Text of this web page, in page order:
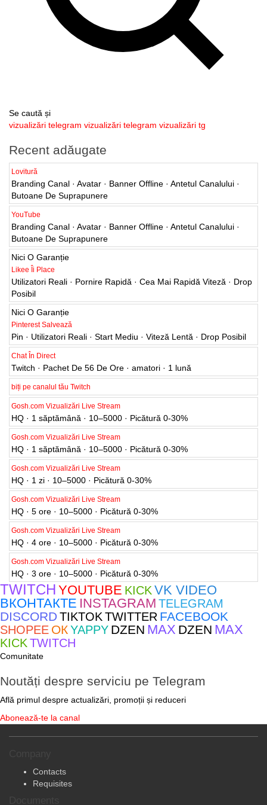
Se caută și
vizualizări telegram vizualizări telegram vizualizări tg
Recent adăugate
Lovitură
Branding Canal · Avatar · Banner Offline · Antetul Canalului ·
Butoane De Suprapunere
YouTube
Branding Canal · Avatar · Banner Offline · Antetul Canalului ·
Butoane De Suprapunere
Nici O Garanție
Likee Îi Place
Utilizatori Reali · Pornire Rapidă · Cea Mai Rapidă Viteză · Drop
Posibil
Nici O Garanție
Pinterest Salvează
Pin · Utilizatori Reali · Start Mediu · Viteză Lentă · Drop Posibil
Chat În Direct
Twitch · Pachet De 56 De Ore · amatori · 1 lună
biți pe canalul tău Twitch
Gosh.com Vizualizări Live Stream
HQ · 1 săptămână · 10–5000 · Picătură 0-30%
Gosh.com Vizualizări Live Stream
HQ · 1 săptămână · 10–5000 · Picătură 0-30%
Gosh.com Vizualizări Live Stream
HQ · 1 zi · 10–5000 · Picătură 0-30%
Gosh.com Vizualizări Live Stream
HQ · 5 ore · 10–5000 · Picătură 0-30%
Gosh.com Vizualizări Live Stream
HQ · 4 ore · 10–5000 · Picătură 0-30%
Gosh.com Vizualizări Live Stream
HQ · 3 ore · 10–5000 · Picătură 0-30%
TWITCH YOUTUBE KICK VK VIDEO
ВКОНТАКТЕ INSTAGRAM TELEGRAM
DISCORD TIKTOK TWITTER FACEBOOK
SHOPEE ОКYAPPY DZEN MAX DZEN MAX
KICK TWITCH
Comunitate
Noutăți despre serviciu pe Telegram
Află primul despre actualizări, promoții și reduceri
Abonează-te la canal
Contacts
Requisites